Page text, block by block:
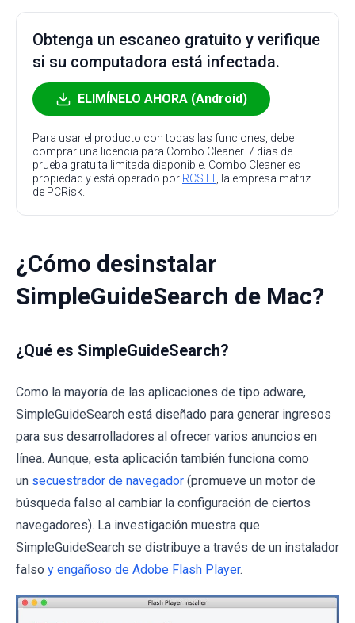
Obtenga un escaneo gratuito y verifique
si su computadora está infectada.
ELIMÍNELO AHORA (Android)
Para usar el producto con todas las funciones, debe
comprar una licencia para Combo Cleaner. 7 días de
prueba gratuita limitada disponible. Combo Cleaner es
propiedad y está operado por RCS LT, la empresa matriz
de PCRisk.
¿Cómo desinstalar
SimpleGuideSearch de Mac?
¿Qué es SimpleGuideSearch?
Como la mayoría de las aplicaciones de tipo adware,
SimpleGuideSearch está diseñado para generar ingresos
para sus desarrolladores al ofrecer varios anuncios en
línea. Aunque, esta aplicación también funciona como
un secuestrador de navegador (promueve un motor de
búsqueda falso al cambiar la configuración de ciertos
navegadores). La investigación muestra que
SimpleGuideSearch se distribuye a través de un instalador
falso y engañoso de Adobe Flash Player.